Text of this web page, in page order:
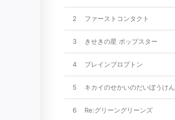
2 ファーストコンタクト
3 きせきの星 ポップスター
4 プレインプロプトン
5 キカイのせかいのだいぼうけん
6 Re:グリーングリーンズ